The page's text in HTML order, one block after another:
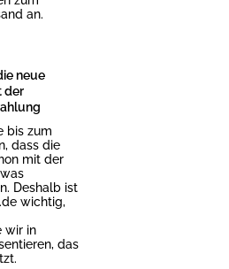
an.
neue
der
bis zum
dass die
mit der
Deshalb ist
wichtig,
wir in
das